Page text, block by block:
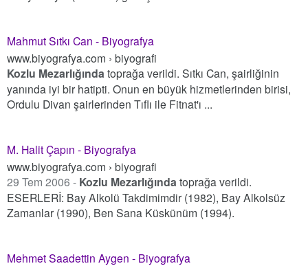
Mahmut Sıtkı Can - Biyografya
www.biyografya.com › biyografi
Kozlu Mezarlığında toprağa verildi. Sıtkı Can, şairliğinin
yanında iyi bir hatipti. Onun en büyük hizmetlerinden birisi,
Ordulu Divan şairlerinden Tıflı ile Fitnat'ı ...
M. Halit Çapın - Biyografya
www.biyografya.com › biyografi
29 Tem 2006 - Kozlu Mezarlığında toprağa verildi.
ESERLERİ: Bay Alkolü Takdimimdir (1982), Bay Alkolsüz
Zamanlar (1990), Ben Sana Küskünüm (1994).
Mehmet Saadettin Aygen - Biyografya